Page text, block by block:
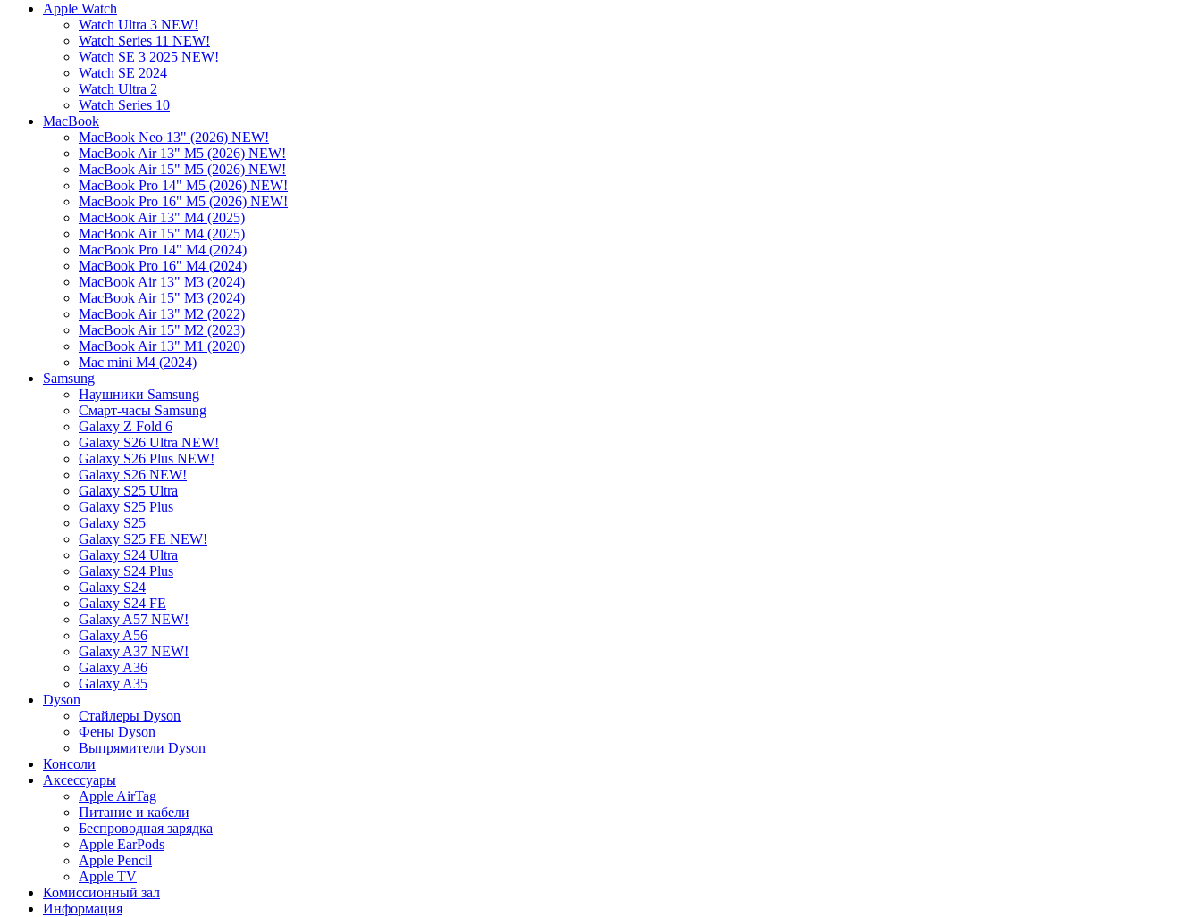
Apple Watch
Watch Ultra 3 NEW!
Watch Series 11 NEW!
Watch SE 3 2025 NEW!
Watch SE 2024
Watch Ultra 2
Watch Series 10
MacBook
MacBook Neo 13" (2026) NEW!
MacBook Air 13" M5 (2026) NEW!
MacBook Air 15" M5 (2026) NEW!
MacBook Pro 14" M5 (2026) NEW!
MacBook Pro 16" M5 (2026) NEW!
MacBook Air 13" M4 (2025)
MacBook Air 15" M4 (2025)
MacBook Pro 14" M4 (2024)
MacBook Pro 16" M4 (2024)
MacBook Air 13" M3 (2024)
MacBook Air 15" M3 (2024)
MacBook Air 13" M2 (2022)
MacBook Air 15" M2 (2023)
MacBook Air 13" M1 (2020)
Mac mini M4 (2024)
Samsung
Наушники Samsung
Смарт-часы Samsung
Galaxy Z Fold 6
Galaxy S26 Ultra NEW!
Galaxy S26 Plus NEW!
Galaxy S26 NEW!
Galaxy S25 Ultra
Galaxy S25 Plus
Galaxy S25
Galaxy S25 FE NEW!
Galaxy S24 Ultra
Galaxy S24 Plus
Galaxy S24
Galaxy S24 FE
Galaxy A57 NEW!
Galaxy A56
Galaxy A37 NEW!
Galaxy A36
Galaxy A35
Dyson
Стайлеры Dyson
Фены Dyson
Выпрямители Dyson
Консоли
Аксессуары
Apple AirTag
Питание и кабели
Беспроводная зарядка
Apple EarPods
Apple Pencil
Apple TV
Комиссионный зал
Информация